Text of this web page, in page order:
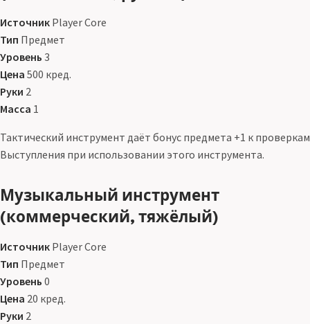
Источник Player Core
Тип Предмет
Уровень 3
Цена 500 кред.
Руки 2
Масса 1
Тактический инструмент даёт бонус предмета +1 к проверкам
Выступления при использовании этого инструмента.
Музыкальный инструмент
(коммерческий, тяжёлый)
Источник Player Core
Тип Предмет
Уровень 0
Цена 20 кред.
Руки 2